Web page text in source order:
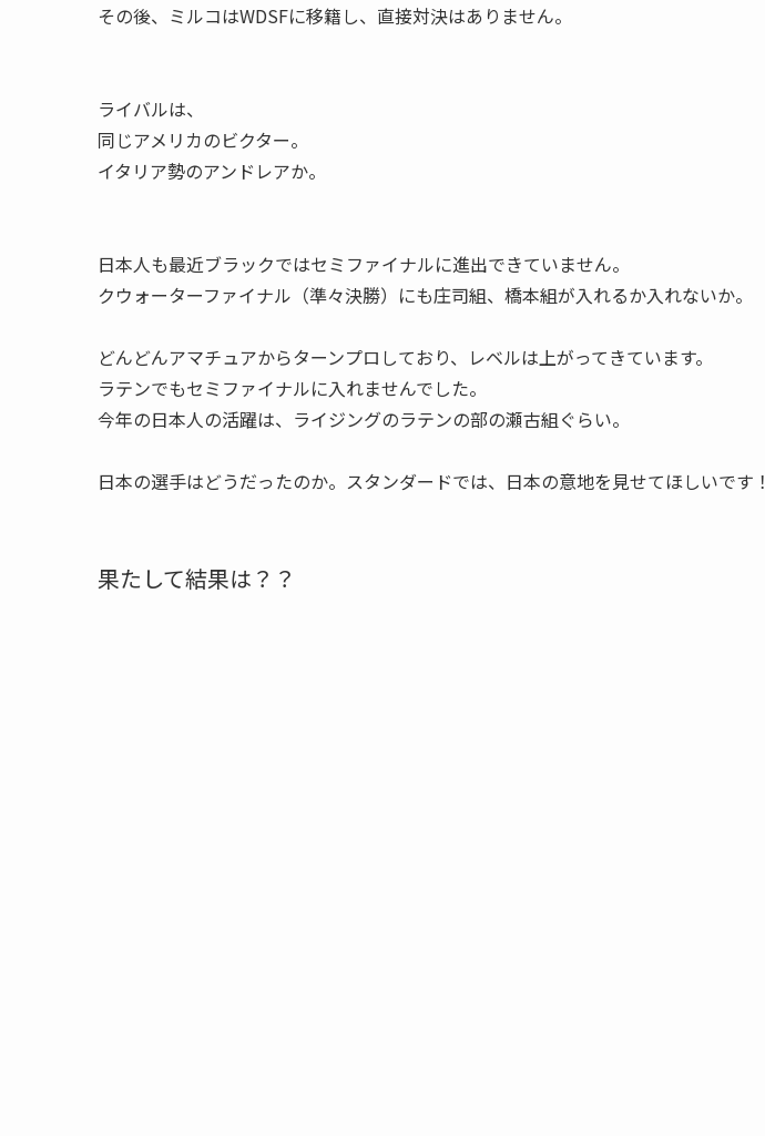
その後、ミルコはWDSFに移籍し、直接対決はありません。
ライバルは、
同じアメリカのビクター。
イタリア勢のアンドレアか。
日本人も最近ブラックではセミファイナルに進出できていません。
クウォーターファイナル（準々決勝）にも庄司組、橋本組が入れるか入れないか。
どんどんアマチュアからターンプロしており、レベルは上がってきています。
ラテンでもセミファイナルに入れませんでした。
今年の日本人の活躍は、ライジングのラテンの部の瀬古組ぐらい。
日本の選手はどうだったのか。スタンダードでは、日本の意地を見せてほしいです！
果たして結果は？？